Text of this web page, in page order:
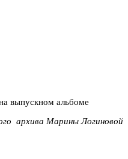
выпускном альбоме
архива Марины Логиновой